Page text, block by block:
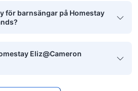
för barnsängar på Homestay
Eliz@Cameron